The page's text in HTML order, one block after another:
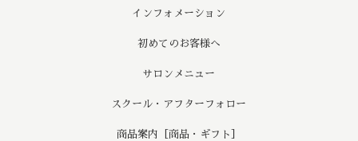
インフォメーション
初めてのお客様へ
サロンメニュー
スクール・アフターフォロー
商品案内［商品・ギフト］